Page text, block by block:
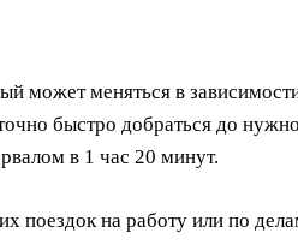
может меняться в
быстро добраться до
в 1 час 20 минут.
поездок на работу или по